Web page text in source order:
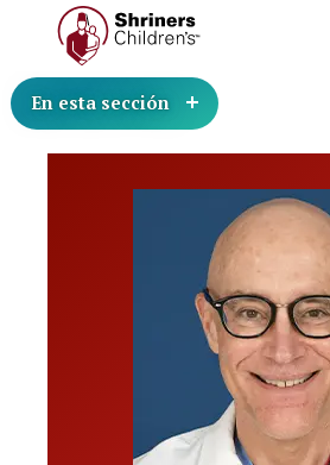
En esta sección